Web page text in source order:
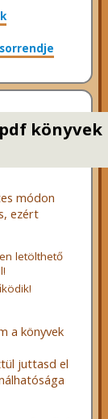
könyvek
módon
ezért
letölthető
a könyvek
juttasd el